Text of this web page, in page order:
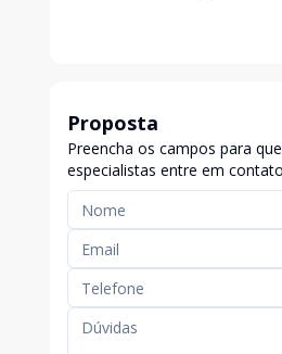
Proposta
Preencha os campos para
especialistas entre em contato